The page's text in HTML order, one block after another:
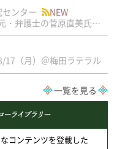
ンター
NEW
治療的司法研究センター客員研究員で元・弁護士の菅原直美氏の論文が公刊されました
17（月）＠梅田ラテラル
一覧を見る
コンテンツを登載した